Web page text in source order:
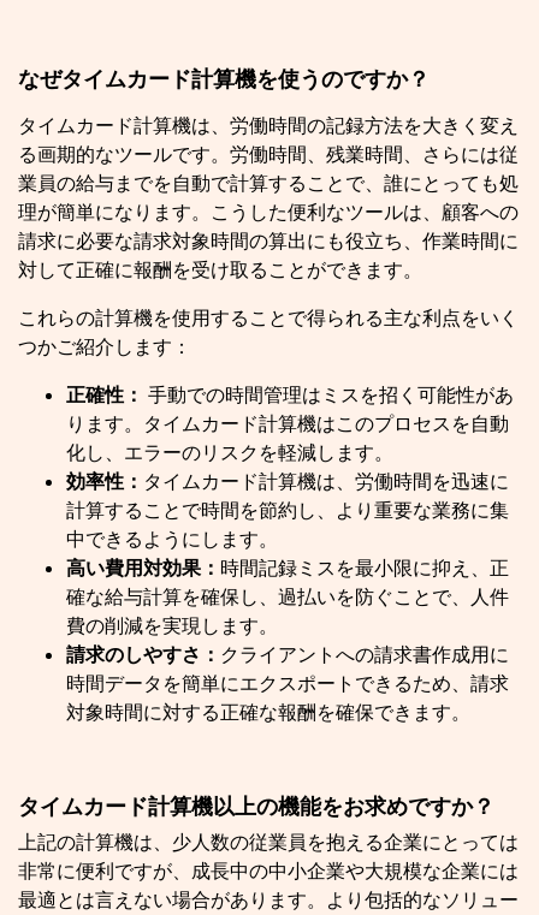
なぜタイムカード計算機を使うのですか？
タイムカード計算機は、労働時間の記録方法を大きく変え
る画期的なツールです。労働時間、残業時間、さらには従
業員の給与までを自動で計算することで、誰にとっても処
理が簡単になります。こうした便利なツールは、顧客への
請求に必要な請求対象時間の算出にも役立ち、作業時間に
対して正確に報酬を受け取ることができます。
これらの計算機を使用することで得られる主な利点をいく
つかご紹介します：
正確性： 手動での時間管理はミスを招く可能性があ
ります。タイムカード計算機はこのプロセスを自動
化し、エラーのリスクを軽減します。
効率性： タイムカード計算機は、労働時間を迅速に
計算することで時間を節約し、より重要な業務に集
中できるようにします。
高い費用対効果： 時間記録ミスを最小限に抑え、正
確な給与計算を確保し、過払いを防ぐことで、人件
費の削減を実現します。
請求のしやすさ： クライアントへの請求書作成用に
時間データを簡単にエクスポートできるため、請求
対象時間に対する正確な報酬を確保できます。
タイムカード計算機以上の機能をお求めですか？
上記の計算機は、少人数の従業員を抱える企業にとっては
非常に便利ですが、成長中の中小企業や大規模な企業には
最適とは言えない場合があります。より包括的なソリュー